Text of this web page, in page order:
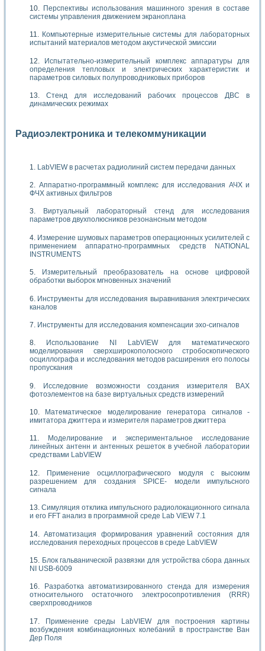
Перспективы использования машинного зрения в составе
системы управления движением экраноплана
Компьютерные измерительные системы для лабораторных
испытаний материалов методом акустической эмиссии
Испытательно-измерительный комплекс аппаратуры для
определения тепловых и электрических характеристик и
параметров силовых полупроводниковых приборов
Стенд для исследований рабочих процессов ДВС в
динамических режимах
Радиоэлектроника и телекоммуникации
LabVIEW в расчетах радиолиний систем передачи данных
Аппаратно-программный комплекс для исследования АЧХ и
ФЧХ активных фильтров
Виртуальный лабораторный стенд для исследования
параметров двухполюсников резонансным методом
Измерение шумовых параметров операционных усилителей с
применением аппаратно-программных средств NATIONAL
INSTRUMENTS
Измерительный преобразователь на основе цифровой
обработки выборок мгновенных значений
Инструменты для исследования выравнивания электрических
каналов
Инструменты для исследования компенсации эхо-сигналов
Использование NI LabVIEW для математического
моделирования сверхширокополосного стробоскопического
осциллографа и исследования методов расширения его полосы
пропускания
Исследовние возможности создания измерителя ВАХ
фотоэлементов на базе виртуальных средств измерений
Математическое моделирование генератора сигналов -
имитатора джиттера и измерителя параметров джиттера
Моделирование и экспериментальное исследование
линейных антенн и антенных решеток в учебной лаборатории
средствами LabVIEW
Применение осциллографического модуля с высоким
разрешением для создания SPICE- модели импульсного
сигнала
Симуляция отклика импульсного радиолокационного сигнала
и его FFT анализ в программной среде Lab VIEW 7.1
Автоматизация формирования уравнений состояния для
исследования переходных процессов в среде LabVIEW
Блок гальванической развязки для устройства сбора данных
NI USB-6009
Разработка автоматизированного стенда для измерения
относительного остаточного электросопротивления (RRR)
сверхпроводников
Применение среды LabVIEW для построения картины
возбуждения комбинационных колебаний в пространстве Ван
Дер Поля